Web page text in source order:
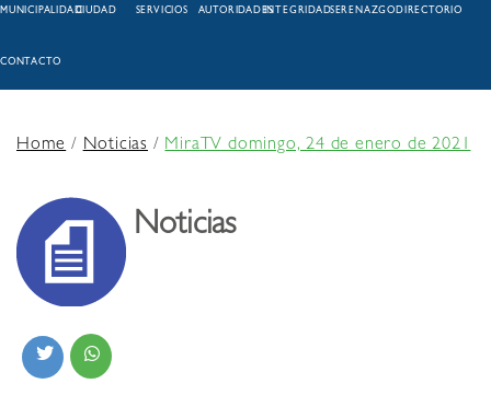
MUNICIPALIDADCIUDAD SERVICIOS AUTORIDADESINTEGRIDADSERENAZGODIRECTORIO
CONTACTO
Home/Noticias /MiraTV domingo, 24 de enero de 2021
Noticias